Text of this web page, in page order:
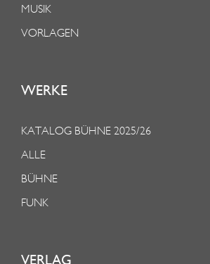
MUSIK
VORLAGEN
WERKE
KATALOG BÜHNE 2025/26
ALLE
BÜHNE
FUNK
VERLAG